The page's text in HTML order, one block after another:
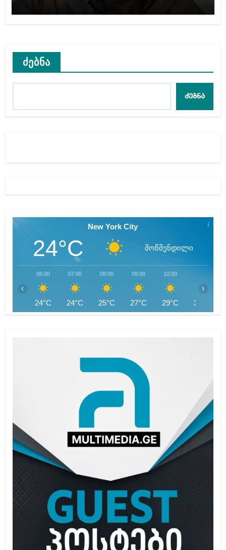
ძებნა
ძებნა
New York City
24°C მოწმენდილი
06:00
24°C
07:00
24°C
08:00
25°C
09:00
27°C
10:00
29°C 30°C
‹ ›